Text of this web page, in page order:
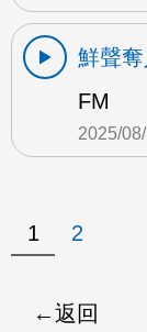
鮮聲奪
FM
2025/
1 2
返回